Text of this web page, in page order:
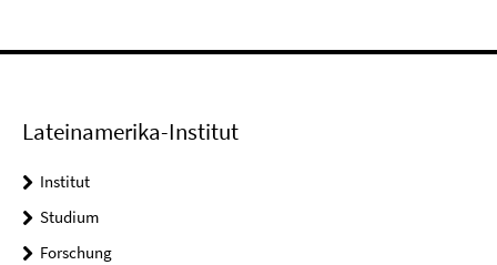
Lateinamerika-Institut
Institut
Studium
Forschung